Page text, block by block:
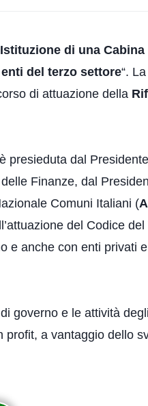
Istituzione di una
del terzo settore“.
di attuazione della
presieduta dal
Finanze, dal
Comuni Italiani (
del Codice del
e anche con enti privati
governo e le attività
a vantaggio dello